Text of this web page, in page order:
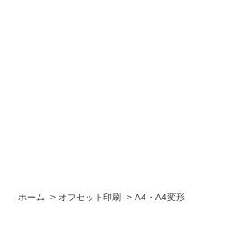
ホーム > オフセット印刷 > A4・A4変形